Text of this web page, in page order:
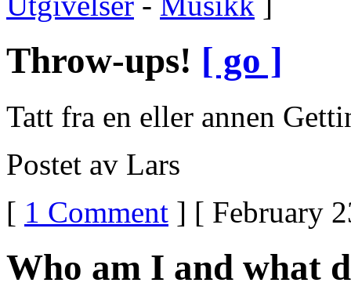
Throw-ups! [ go ]
Tatt fra en eller annen
Postet av Lars
[ 1 Comment ] [ February
Who am I and what